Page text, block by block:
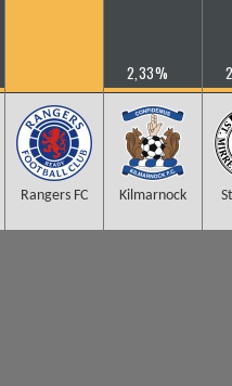
Rangers FC
2,33%
Kilmarnock